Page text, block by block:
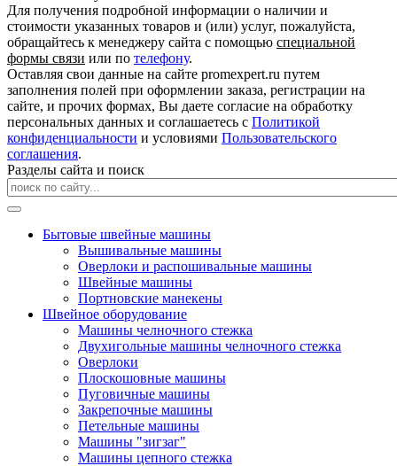
Для получения подробной информации о наличии и
стоимости указанных товаров и (или) услуг, пожалуйста,
обращайтесь к менеджеру сайта с помощью специальной
формы связи или по телефону.
Оставляя свои данные на сайте promexpert.ru путем
заполнения полей при оформлении заказа, регистрации на
сайте, и прочих формах, Вы даете согласие на обработку
персональных данных и соглашаетесь с Политикой
конфиденциальности и условиями Пользовательского
соглашения.
Разделы сайта и поиск
Бытовые швейные машины
Вышивальные машины
Оверлоки и распошивальные машины
Швейные машины
Портновские манекены
Швейное оборудование
Машины челночного стежка
Двухигольные машины челночного стежка
Оверлоки
Плоскошовные машины
Пуговичные машины
Закрепочные машины
Петельные машины
Машины "зигзаг"
Машины цепного стежка